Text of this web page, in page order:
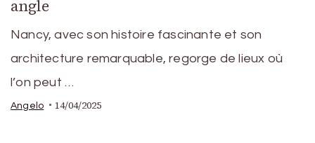
angle
Nancy, avec son histoire fascinante et son
architecture remarquable, regorge de lieux où
l’on peut …
Angelo 14/04/2025